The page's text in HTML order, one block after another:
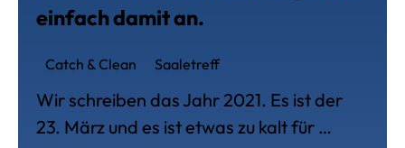
einfach damit an.
Catch & Clean Saaletreff
Wir schreiben das Jahr 2021. Es ist der
23. März und es ist etwas zu kalt für …